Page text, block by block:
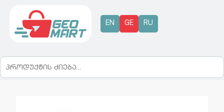
EN GE RU